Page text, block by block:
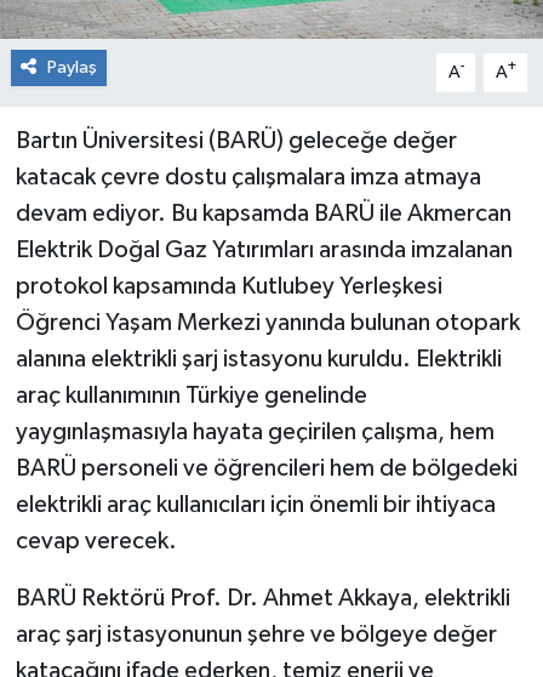
Paylaş A- A+
Bartın Üniversitesi (BARÜ) geleceğe değer
katacak çevre dostu çalışmalara imza atmaya
devam ediyor. Bu kapsamda BARÜ ile Akmercan
Elektrik Doğal Gaz Yatırımları arasında imzalanan
protokol kapsamında Kutlubey Yerleşkesi
Öğrenci Yaşam Merkezi yanında bulunan otopark
alanına elektrikli şarj istasyonu kuruldu. Elektrikli
araç kullanımının Türkiye genelinde
yaygınlaşmasıyla hayata geçirilen çalışma, hem
BARÜ personeli ve öğrencileri hem de bölgedeki
elektrikli araç kullanıcıları için önemli bir ihtiyaca
cevap verecek.
BARÜ Rektörü Prof. Dr. Ahmet Akkaya, elektrikli
araç şarj istasyonunun şehre ve bölgeye değer
katacağını ifade ederken, temiz enerji ve